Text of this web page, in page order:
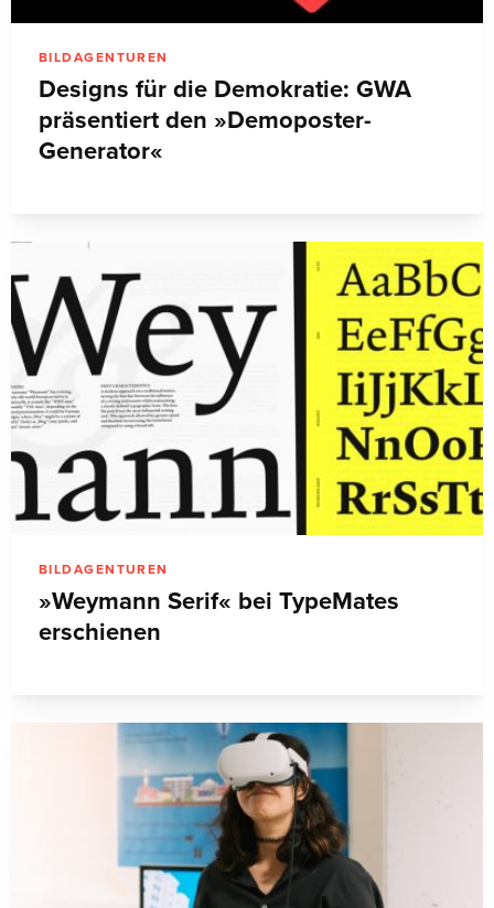
BILDAGENTUREN
Designs für die Demokratie: GWA
präsentiert den »Demoposter-
Generator«
BILDAGENTUREN
»Weymann Serif« bei TypeMates
erschienen